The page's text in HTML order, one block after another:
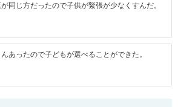
同じ方だったので子供が緊張が少なくすんだ。
あったので子どもが選べることができた。